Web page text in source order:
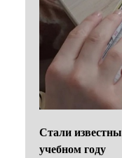
Стали
учебном году